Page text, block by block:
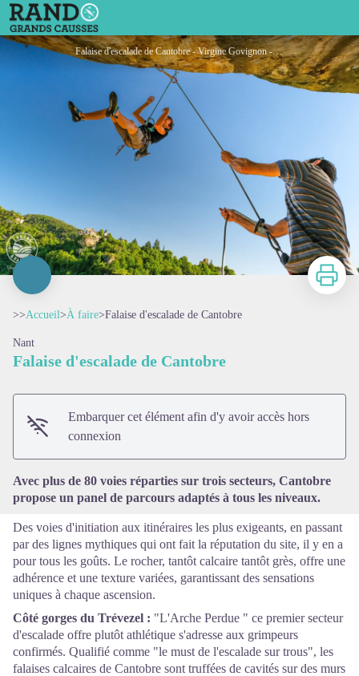
Falaise d'escalade de Cantobre
Falaise d'escalade de Cantobre - Virgine Govignon - OT Larzac et Vallées
Imprimer
>>Accueil>À faire>Falaise d'escalade de Cantobre
Nant
Falaise d'escalade de Cantobre
Embarquer cet élément afin d'y avoir accès hors
connexion
Avec plus de 80 voies réparties sur trois secteurs, Cantobre
propose un panel de parcours adaptés à tous les niveaux.
Des voies d'initiation aux itinéraires les plus exigeants, en passant
par des lignes mythiques qui ont fait la réputation du site, il y en a
pour tous les goûts. Le rocher, tantôt calcaire tantôt grès, offre une
adhérence et une texture variées, garantissant des sensations
uniques à chaque ascension.
Côté gorges du Trévezel : "L'Arche Perdue " ce premier secteur
d'escalade offre plutôt athlétique s'adresse aux grimpeurs
confirmés. Qualifié comme "le must de l'escalade sur trous", les
falaises calcaires de Cantobre sont truffées de cavités sur des murs